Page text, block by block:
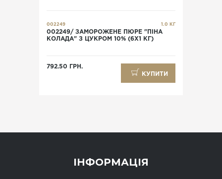
002249 1.0 КГ
002249/ ЗАМОРОЖЕНЕ ПЮРЕ "ПІНА
КОЛАДА" З ЦУКРОМ 10% (6X1 КГ)
792.50 ГРН.
КУПИТИ
ІНФОРМАЦІЯ